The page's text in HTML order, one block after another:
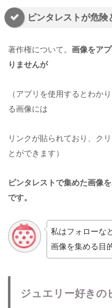
ピンタレストが危
著作権について。 画像をア
りませんが
（アプリを使用するとわか
る画像には
リンクが貼られており、ク
とができます）
ピンタレストで集めた画像
です。
私はフォローな
画像を集める目
ジュエリー好きの